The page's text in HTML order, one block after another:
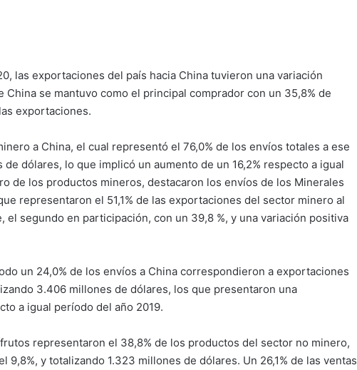
las exportaciones del país hacia China tuvieron una variación
China se mantuvo como el principal comprador con un 35,8% de
exportaciones.
a China, el cual representó el 76,0% de los envíos totales a ese
dólares, lo que implicó un aumento de un 16,2% respecto a igual
de los productos mineros, destacaron los envíos de los Minerales
representaron el 51,1% de las exportaciones del sector minero al
el segundo en participación, con un 39,8 %, y una variación positiva
un 24,0% de los envíos a China correspondieron a exportaciones
3.406 millones de dólares, los que presentaron una
a igual período del año 2019.
representaron el 38,8% de los productos del sector no minero,
9,8%, y totalizando 1.323 millones de dólares. Un 26,1% de las ventas